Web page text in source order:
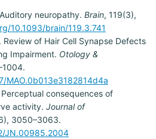
neuropathy. Brain, 119(3),
10.1093/brain/119.3.741
Review of Hair Cell Synapse Defects
Impairment. Otology &
MAO.0b013e3182814d4a
consequences of
activity. Journal of
3050–3063.
JN.00985.2004